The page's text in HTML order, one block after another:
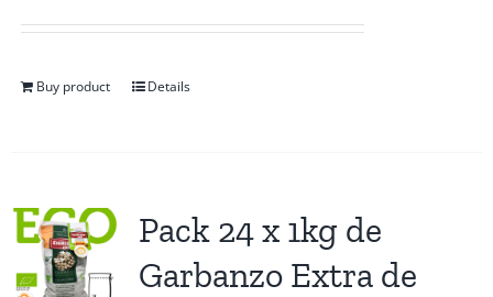
Buy product Details
Pack 24 x 1kg de
Garbanzo Extra de